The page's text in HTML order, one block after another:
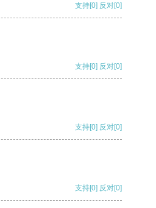
支持[0] 反对[0]
支持[0] 反对[0]
支持[0] 反对[0]
支持[0] 反对[0]